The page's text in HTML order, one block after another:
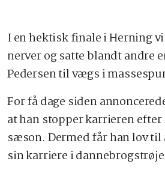
I en hektisk finale i Herning
nerver og satte blandt andre
Pedersen til vægs i
For få dage siden
at han stopper karrieren
sæson. Dermed får han lov til
sin karriere i